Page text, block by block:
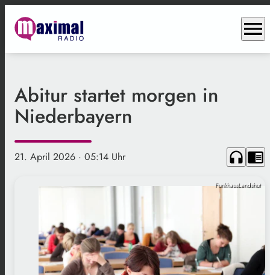
menu
Abitur startet morgen in
Niederbayern
21. April 2026 · 05:14 Uhr headphones chrome_reader_mode
FunkhausLandshut